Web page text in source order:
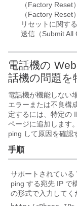
（Factory Reset
（Factory Reset
リセットに関す
送信（Submit All
電話機の
話機の問題を
電話機が機能しない
エラーまたは不良構
定するには、特定の
ページに追加します
ping して原因を確認
手順
サポートされている
ping する宛先 IP で
の形式で入力してく